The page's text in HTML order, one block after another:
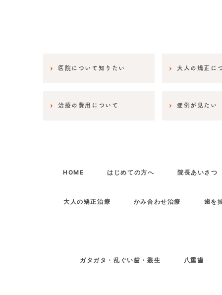
医院について知りたい 大人の矯正に
治療の費用について 症例が見たい
HOME はじめての方へ 院長あいさつ
大人の矯正治療 かみ合わせ治療 歯を
ガタガタ・乱ぐい歯・叢生 八重歯